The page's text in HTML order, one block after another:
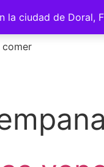
la ciudad de Doral,